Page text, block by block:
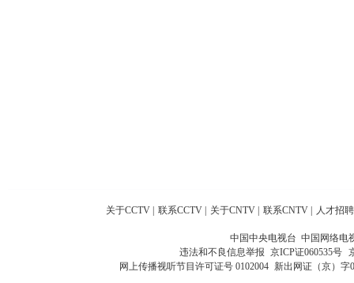
关于CCTV | 联系CCTV | 关于CNTV | 联系CNTV | 人才招聘
中国中央电视台 中国网络电
违法和不良信息举报 京ICP证060535号
网上传播视听节目许可证号 0102004 新出网证（京）